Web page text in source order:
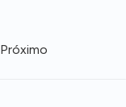
Próximo